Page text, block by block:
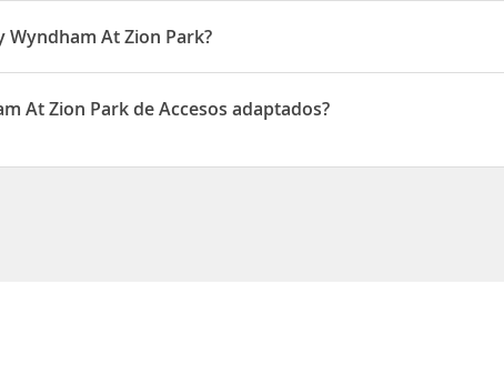
Wyndham At Zion Park?
situado en Zion Park Blvd 792
At Zion Park de Accesos adaptados?